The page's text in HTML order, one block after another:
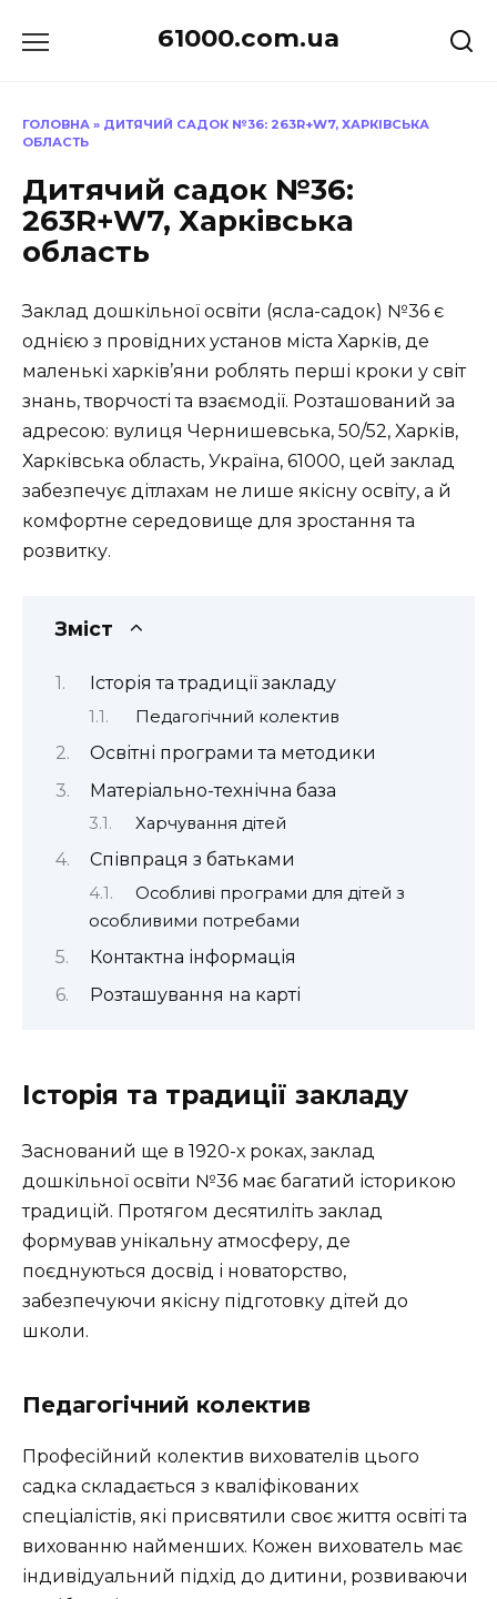
до
61000.com.ua
ГОЛОВНА » ДИТЯЧИЙ САДОК №36: 263R+W7, ХАРКІВСЬКА
ОБЛАСТЬ
Дитячий садок №36:
263R+W7, Харківська
область
Заклад дошкільної освіти (ясла-садок) №36 є
однією з провідних установ міста Харків, де
маленькі харків’яни роблять перші кроки у світ
знань, творчості та взаємодії. Розташований за
адресою: вулиця Чернишевська, 50/52, Харків,
Харківська область, Україна, 61000, цей заклад
забезпечує дітлахам не лише якісну освіту, а й
комфортне середовище для зростання та
розвитку.
Зміст
Історія та традиції закладу
Педагогічний колектив
Освітні програми та методики
Матеріально-технічна база
Харчування дітей
Співпраця з батьками
Особливі програми для дітей з
особливими потребами
Контактна інформація
Розташування на карті
Історія та традиції закладу
Заснований ще в 1920-х роках, заклад
дошкільної освіти №36 має багатий історикою
традицій. Протягом десятиліть заклад
формував унікальну атмосферу, де
поєднуються досвід і новаторство,
забезпечуючи якісну підготовку дітей до
школи.
Педагогічний колектив
Професійний колектив вихователів цього
садка складається з кваліфікованих
спеціалістів, які присвятили своє життя освіті та
вихованню найменших. Кожен вихователь має
індивідуальний підхід до дитини, розвиваючи